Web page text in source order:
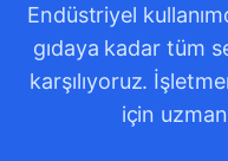
Endüstriyel
gıdaya kadar tüm
karşılıyoruz.
için